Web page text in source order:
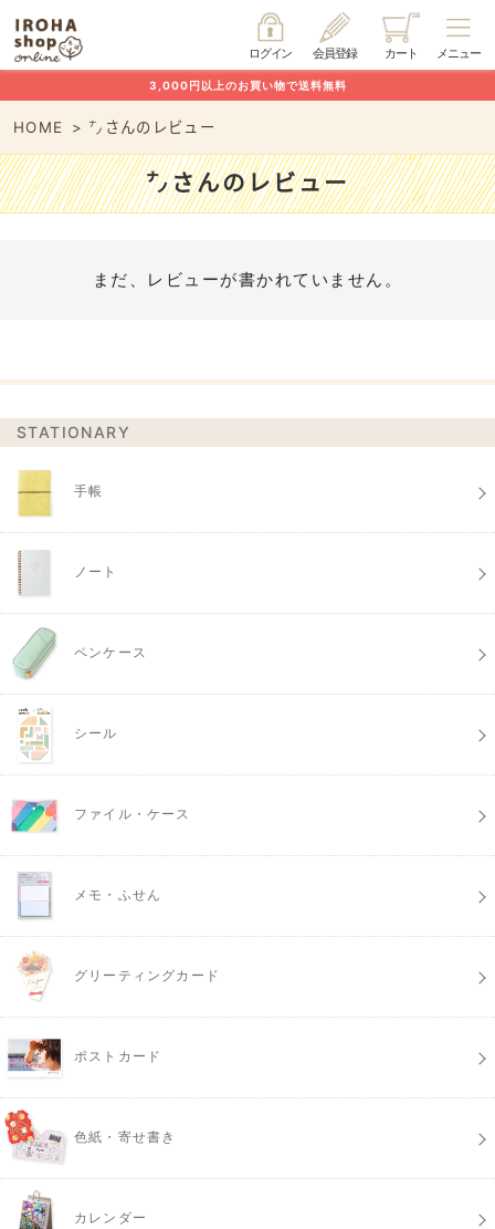
メニュー
カート
会員登録
ログイン
3,000円以上のお買い物で送料無料
HOME ㌨さんのレビュー
㌨さんのレビュー
まだ、レビューが書かれていません。
STATIONARY
手帳
ノート
ペンケース
シール
ファイル・ケース
メモ・ふせん
グリーティングカード
ポストカード
色紙・寄せ書き
カレンダー